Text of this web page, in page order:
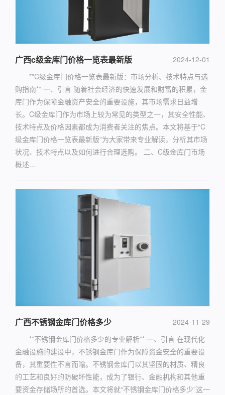
2024-12-01
广西c级金库门价格一览表最新版
**C级金库门价格一览表最新版：市场分析、技术特点与选
购指南** 一、引言 随着社会经济的快速发展和财富的积累，金
库门作为保障金融资产安全的重要设施，其市场需求日益增
长。C级金库门作为市场上较为常见的类型之一，其安全性能、
技术特点及价格因素都成为消费者关注的焦点。本文将基于“C
级金库门价格一览表最新版”为大家带来专业解读，分析其市场
状况、技术特点以及如何进行合理选购。 二、C级金库门市场
概述...
2024-11-29
广西不锈钢金库门价格多少
**不锈钢金库门价格多少的专业解析** 一、引言 在现代化
金融设施的建设中，不锈钢金库门作为保障资金安全的重要设
备，其重要性不言而喻。不锈钢金库门以其坚固的材质、精良
的工艺和良好的防破坏性能，成为了银行、金融机构和其他重
要资金存储场所的首选。本文将就“不锈钢金库门价格多少”这一